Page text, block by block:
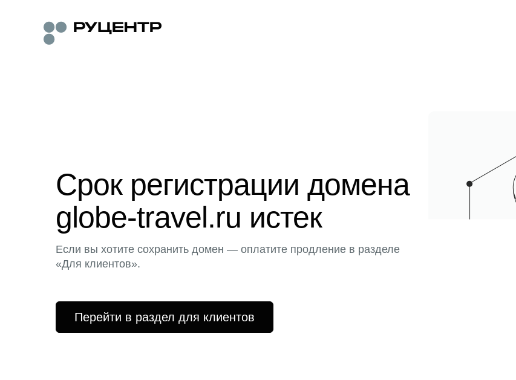
Срок регистрации домена
globe-travel.ru истек
Если вы хотите сохранить домен — оплатите продление в разделе
«Для клиентов».
Перейти в раздел для клиентов